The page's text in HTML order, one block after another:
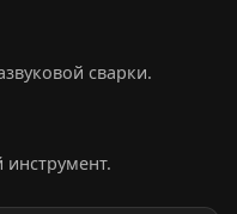
сварки.